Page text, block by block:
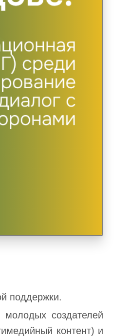
поддержки.
создателей
контент) и
№ 53